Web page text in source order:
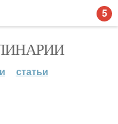
статьи
5